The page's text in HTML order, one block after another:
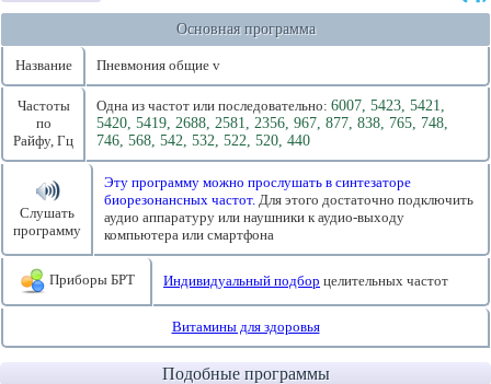
Основная программа
Название Пневмония общие v
Частоты
по
Райфу, Гц
Одна из частот или последовательно: 6007, 5423, 5421,
5420, 5419, 2688, 2581, 2356, 967, 877, 838, 765, 748,
746, 568, 542, 532, 522, 520, 440
Слушать
программу
Эту программу можно прослушать в синтезаторе
биорезонансных частот. Для этого достаточно подключить
аудио аппаратуру или наушники к аудио-выходу
компьютера или смартфона
Приборы БРТ Индивидуальный подбор целительных частот
Витамины для здоровья
Подобные программы